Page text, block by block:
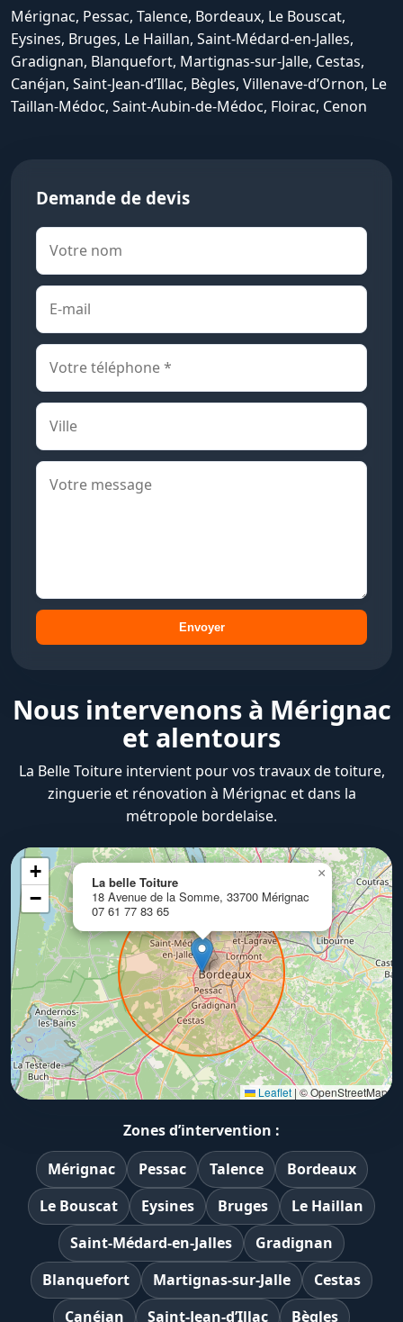
Mérignac, Pessac, Talence, Bordeaux, Le Bouscat,
Eysines, Bruges, Le Haillan, Saint-Médard-en-Jalles,
Gradignan, Blanquefort, Martignas-sur-Jalle, Cestas,
Canéjan, Saint-Jean-d’Illac, Bègles, Villenave-d’Ornon, Le
Taillan-Médoc, Saint-Aubin-de-Médoc, Floirac, Cenon
Demande de devis
Envoyer
Nous intervenons à Mérignac
et alentours
La Belle Toiture intervient pour vos travaux de toiture,
zinguerie et rénovation à Mérignac et dans la
métropole bordelaise.
La belle Toiture
18 Avenue de la Somme, 33700 Mérignac
07 61 77 83 65
×
+
−
Leaflet |© OpenStreetMap
Zones d’intervention :
Mérignac
Pessac Talence
Bordeaux
Le Bouscat
Eysines Bruges
Le Haillan
Saint-Médard-en-Jalles
Gradignan
Blanquefort
Martignas-sur-Jalle
Cestas
Canéjan
Saint-Jean-d’Illac Bègles